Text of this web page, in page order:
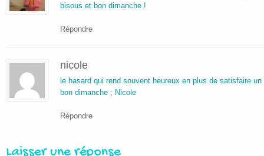
bisous et bon dimanche !
Répondre
nicole
le hasard qui rend souvent heureux en plus de satisfaire
bon dimanche ; Nicole
Répondre
Laisser une réponse